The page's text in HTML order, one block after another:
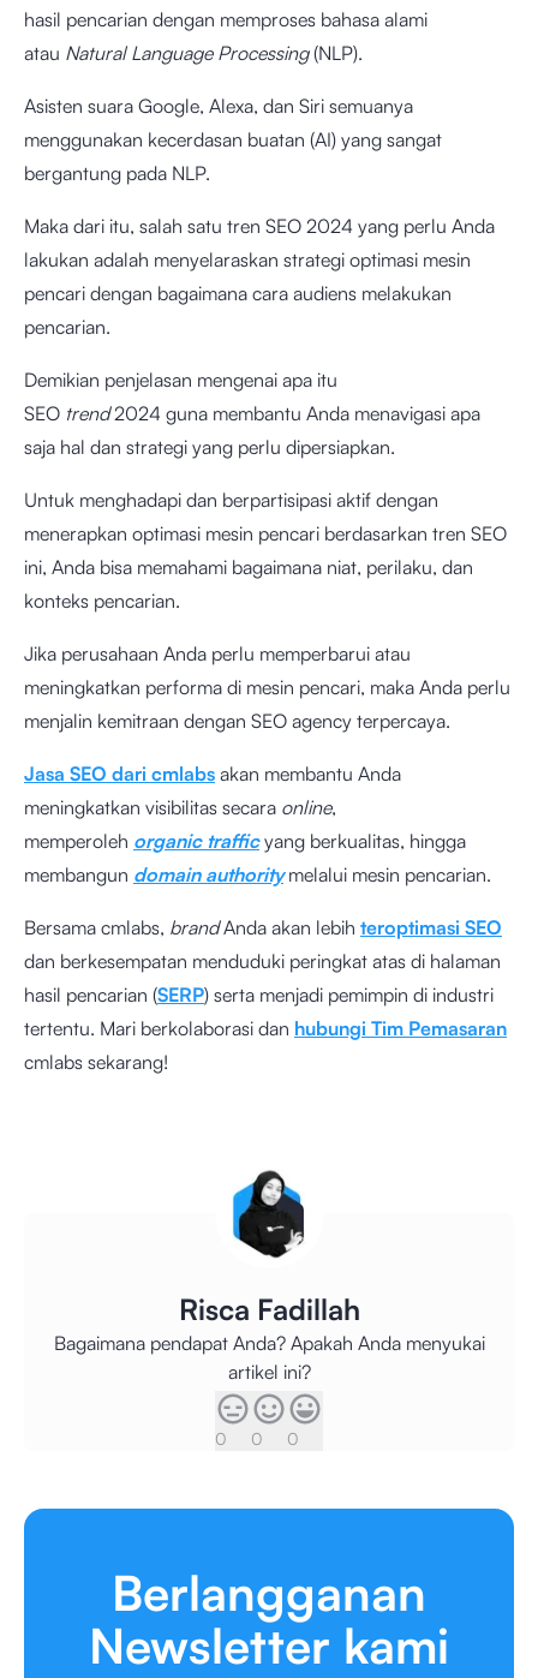
hasil pencarian dengan memproses bahasa alami
atau Natural Language Processing(NLP).
Asisten suara Google, Alexa, dan Siri semuanya
menggunakan kecerdasan buatan (AI) yang sangat
bergantung pada NLP.
Maka dari itu, salah satu tren SEO 2024 yang perlu Anda
lakukan adalah menyelaraskan strategi optimasi mesin
pencari dengan bagaimana cara audiens melakukan
pencarian.
Demikian penjelasan mengenai apa itu
SEO trend2024 guna membantu Anda menavigasi apa
saja hal dan strategi yang perlu dipersiapkan.
Untuk menghadapi dan berpartisipasi aktif dengan
menerapkan optimasi mesin pencari berdasarkan tren SEO
ini, Anda bisa memahami bagaimana niat, perilaku, dan
konteks pencarian.
Jika perusahaan Anda perlu memperbarui atau
meningkatkan performa di mesin pencari, maka Anda perlu
menjalin kemitraan dengan SEO agency terpercaya.
Jasa SEO dari cmlabs akan membantu Anda
meningkatkan visibilitas secara online,
memperoleh organic trafficyang berkualitas, hingga
membangun domain authoritymelalui mesin pencarian.
Bersama cmlabs, brandAnda akan lebih teroptimasi SEO
dan berkesempatan menduduki peringkat atas di halaman
hasil pencarian (SERP) serta menjadi pemimpin di industri
tertentu. Mari berkolaborasi dan hubungi Tim Pemasaran
cmlabs sekarang!
Risca Fadillah
Bagaimana pendapat Anda? Apakah Anda menyukai
artikel ini?
0 0 0
Berlangganan
Newsletter kami